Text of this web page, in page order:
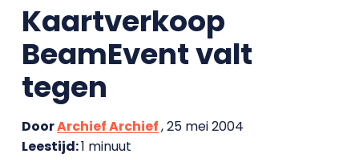
Kaartverkoop
BeamEvent valt
tegen
DoorArchief Archief, 25 mei 2004
Leestijd:1 minuut